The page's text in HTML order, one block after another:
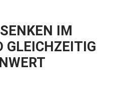
IM
GLEICHZEITIG